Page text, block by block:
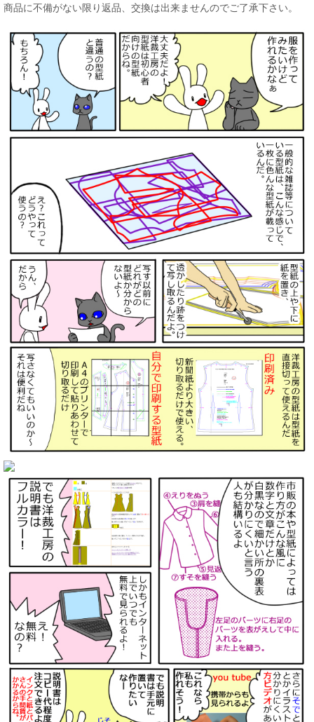
商品に不備がない限り返品、交換は出来ませんのでご了承下さい。